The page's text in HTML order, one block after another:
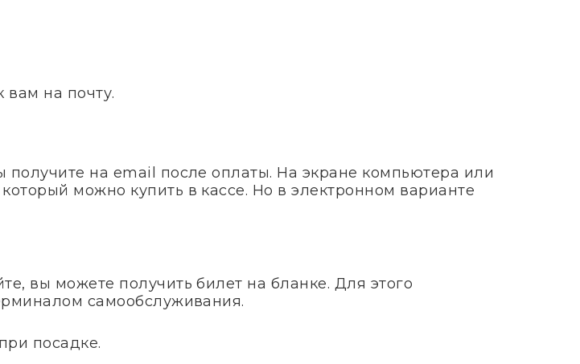
вам на почту.
на email после оплаты. На экране компьютера или
можно купить в кассе. Но в электронном варианте
вы можете получить билет на бланке. Для этого
самообслуживания.
посадке.